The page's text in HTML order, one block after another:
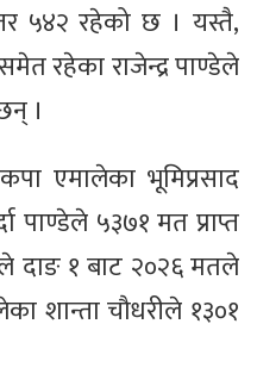
५४२ रहेको छ । यस्तै,
रहेका राजेन्द्र पाण्डेले
।
एमालेका भूमिप्रसाद
पाण्डेले ५३७१ मत प्राप्त
दाङ १ बाट २०२६ मतले
शान्ता चौधरीले १३०१